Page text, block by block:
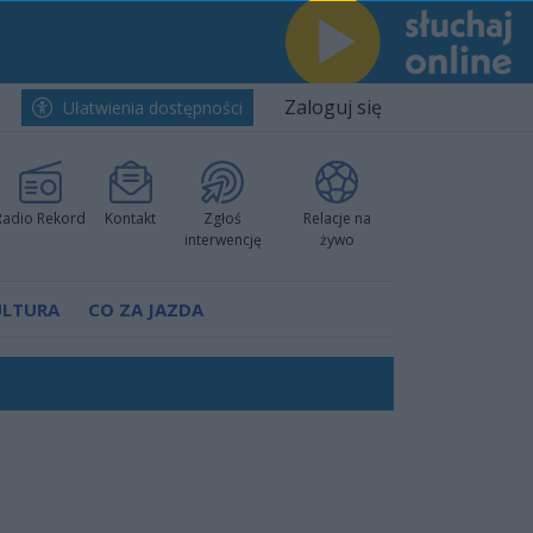
Ułatwienia dostępności Zaloguj się
Rekord Kontakt
Zgłoś
interwencję
Relacje na
żywo
CO ZA JAZDA
pokazali klasę
nową sportową tradycję"